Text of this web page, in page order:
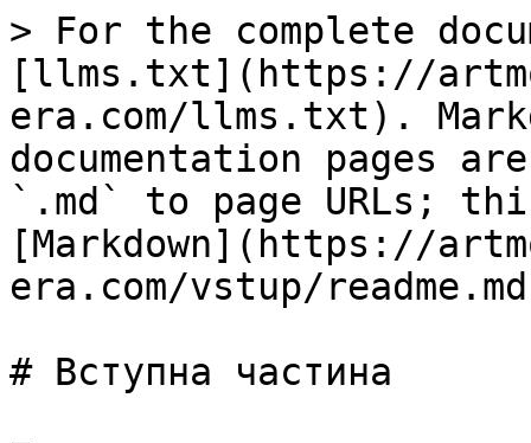
> For the complete
[llms.txt](https://
era.com/llms.txt).
documentation pages
`.md` to page URLs;
[Markdown](https://
era.com/vstup/
# Вступна частина